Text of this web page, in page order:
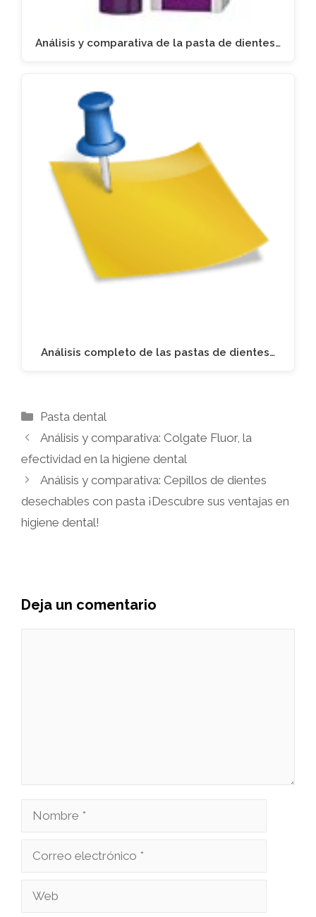
Análisis y comparativa de la pasta de dientes…
Análisis completo de las pastas de dientes…
Categorías
Pasta dental
Análisis y comparativa: Colgate Fluor, la
efectividad en la higiene dental
Análisis y comparativa: Cepillos de dientes
desechables con pasta ¡Descubre sus ventajas en
higiene dental!
Deja un comentario
Nombre
Correo
Web